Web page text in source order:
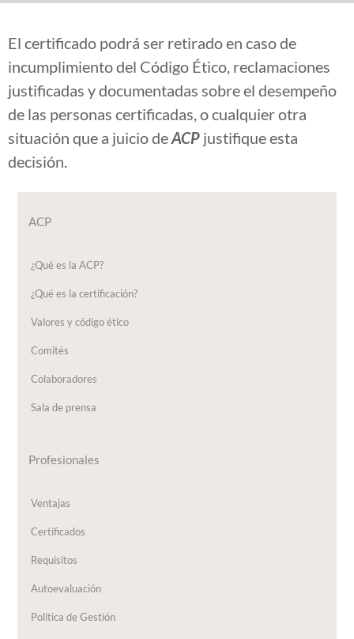
El certificado podrá ser retirado en caso de
incumplimiento del Código Ético, reclamaciones
justificadas y documentadas sobre el desempeño
de las personas certificadas, o cualquier otra
situación que a juicio deACP justifique esta
decisión.
ACP
¿Qué es la ACP?
¿Qué es la certificación?
Valores y código ético
Comités
Colaboradores
Sala de prensa
Profesionales
Ventajas
Certificados
Requisitos
Autoevaluación
Politica de Gestión